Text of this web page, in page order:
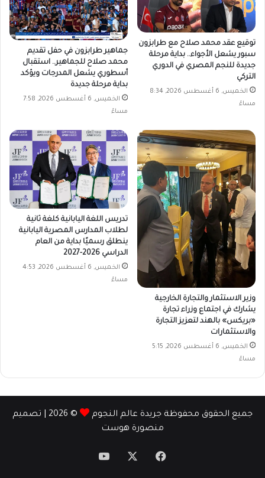
توقيع عقد محمد صلاح مع طرابزون
سبور يشعل الأجواء.. بداية مرحلة
جديدة للنجم المصري في الدوري
التركي
الخميس, 6 أغسطس 2026, 8:34
مساءً
جماهير طرابزون في حفل تقديم
محمد صلاح للجماهير.. استقبال
أسطوري يشعل المدرجات ويؤكد
بداية مرحلة جديدة
الخميس, 6 أغسطس 2026, 7:58
مساءً
وزير الاستثمار والتجارة الخارجية
يشارك في اجتماع وزراء تجارة
«بريكس» بالهند لتعزيز التجارة
والاستثمارات
الخميس, 6 أغسطس 2026, 5:15
مساءً
تدريس اللغة اليابانية كلغة ثانية
لطلاب المدارس المصرية اليابانية
ينطلق رسميًا بداية من العام
الدراسي 2026-2027
الخميس, 6 أغسطس 2026, 4:53
مساءً
جميع الحقوق محفوظة جريدة عالم النجوم
© 2026 | تصميم
منصورة هوست
فيسبوك ‫YouTube